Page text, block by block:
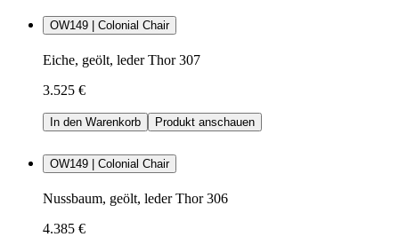
OW149 | Colonial Chair
Eiche, geölt, leder Thor 307
3.525 €
In den Warenkorb Produkt anschauen
OW149 | Colonial Chair
Nussbaum, geölt, leder Thor 306
4.385 €